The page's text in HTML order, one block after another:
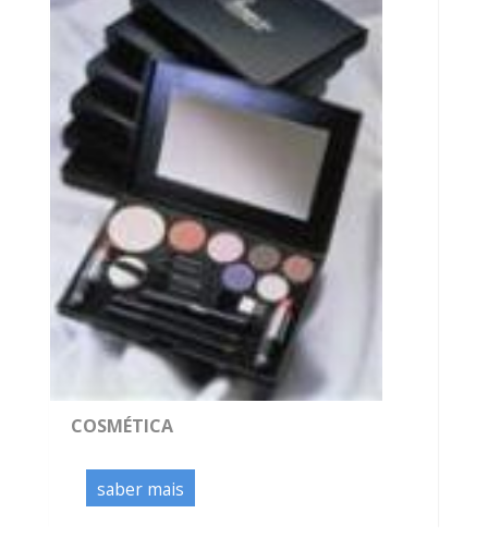
COSMÉTICA
saber mais